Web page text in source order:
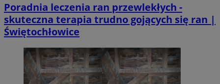
Poradnia leczenia ran przewlekłych -
skuteczna terapia trudno gojących się ran |
Świętochłowice